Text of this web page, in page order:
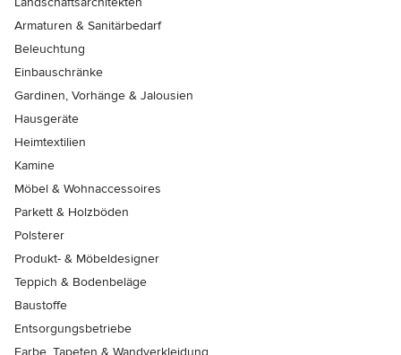
Armaturen & Sanitärbedarf
Beleuchtung
Einbauschränke
Gardinen, Vorhänge & Jalousien
Hausgeräte
Heimtextilien
Kamine
Möbel & Wohnaccessoires
Parkett & Holzböden
Polsterer
Produkt- & Möbeldesigner
Teppich & Bodenbeläge
Baustoffe
Entsorgungsbetriebe